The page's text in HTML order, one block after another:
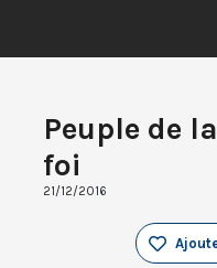
Peuple de
foi
21/12/2016